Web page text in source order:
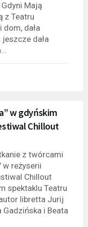
Mają
z Teatru
dom, dała
dała
w gdyńskim
Chillout
z twórcami
w reżyserii
Chillout
spektaklu Teatru
libretta Jurij
i Beata